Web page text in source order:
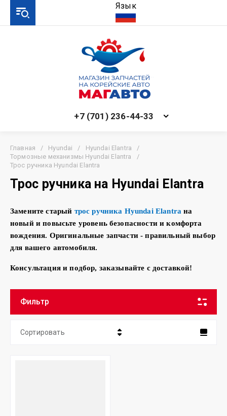
+7 (701) 236-44-33
Главная / Hyundai / Hyundai Elantra
/
Тормозные механизмы Hyundai Elantra
/
Трос ручника Hyundai Elantra
Трос ручника на Hyundai Elantra
Замените старый трос ручника Hyundai Elantra на
новый и повысьте уровень безопасности и комфорта
вождения. Оригинальные запчасти - правильный выбор
для вашего автомобиля.
Консультация и подбор, заказывайте с доставкой!
Фильтр
Сортировать
Язык